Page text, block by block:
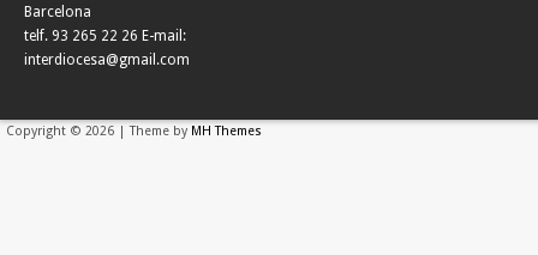
Barcelona
telf. 93 265 22 26 E-mail:
interdiocesa@gmail.com
Copyright © 2026 | Theme by MH Themes